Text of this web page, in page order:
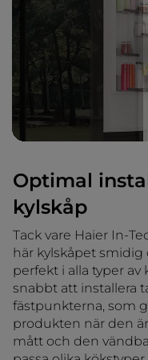
Optimal
kylskåp
Tack vare Haier In-
här kylskåpet smidig
perfekt i alla typer av
snabbt att installera
fästpunkterna, som
produkten när den
mått och den